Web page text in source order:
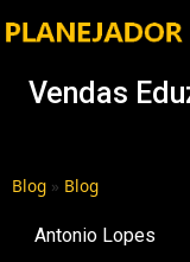
Vendas
Blog » Blog
Antonio Lopes